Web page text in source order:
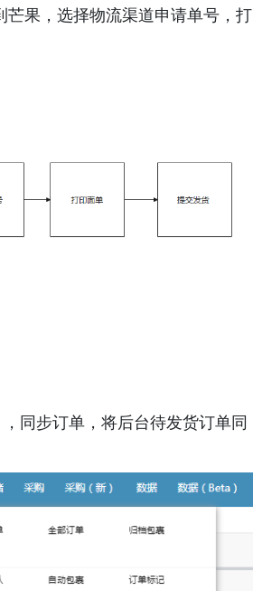
芒果，选择物流渠道申请单号，打
同步订单，将后台待发货订单同